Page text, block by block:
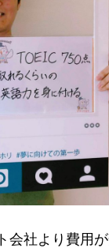
会社より費用